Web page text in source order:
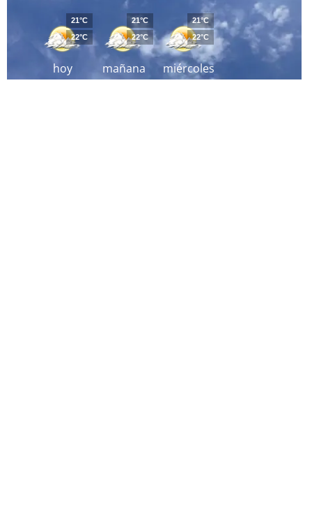
hoy
21°C
22°C
mañana
21°C
22°C
miércoles
21°C
22°C